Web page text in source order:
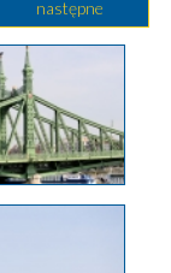
następne